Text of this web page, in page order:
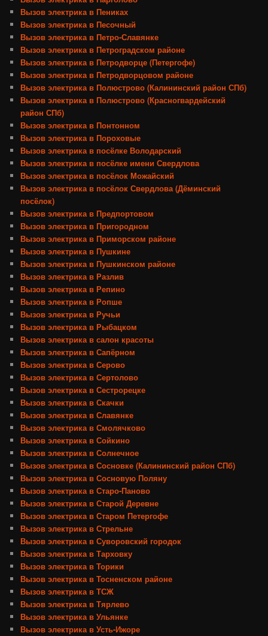
Вызов электрика в Пениках
Вызов электрика в Песочный
Вызов электрика в Петро-Славянке
Вызов электрика в Петроградском районе
Вызов электрика в Петродворце (Петергофе)
Вызов электрика в Петродворцовом районе
Вызов электрика в Полюстрово (Калининский район СПб)
Вызов электрика в Полюстрово (Красногвардейский
район СПб)
Вызов электрика в Понтонном
Вызов электрика в Пороховые
Вызов электрика в посёлке Володарский
Вызов электрика в посёлке имени Свердлова
Вызов электрика в посёлок Можайский
Вызов электрика в посёлок Свердлова (Дёминский
посёлок)
Вызов электрика в Предпортовом
Вызов электрика в Пригородном
Вызов электрика в Приморском районе
Вызов электрика в Пушкине
Вызов электрика в Пушкинском районе
Вызов электрика в Разлив
Вызов электрика в Репино
Вызов электрика в Ропше
Вызов электрика в Ручьи
Вызов электрика в Рыбацком
Вызов электрика в салон красоты
Вызов электрика в Сапёрном
Вызов электрика в Серово
Вызов электрика в Сертолово
Вызов электрика в Сестрорецке
Вызов электрика в Скачки
Вызов электрика в Славянке
Вызов электрика в Смолячково
Вызов электрика в Сойкино
Вызов электрика в Солнечное
Вызов электрика в Сосновке (Калининский район СПб)
Вызов электрика в Сосновую Поляну
Вызов электрика в Старо-Паново
Вызов электрика в Старой Деревне
Вызов электрика в Старом Петергофе
Вызов электрика в Стрельне
Вызов электрика в Суворовский городок
Вызов электрика в Тарховку
Вызов электрика в Торики
Вызов электрика в Тосненском районе
Вызов электрика в ТСЖ
Вызов электрика в Тярлево
Вызов электрика в Ульянке
Вызов электрика в Усть-Ижоре